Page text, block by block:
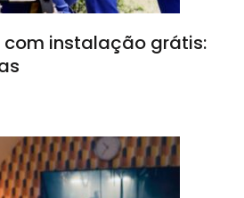
instalação grátis: